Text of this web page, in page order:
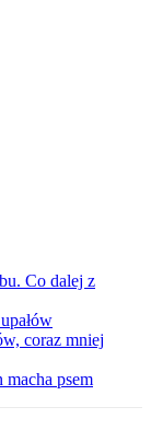
Co dalej z
coraz mniej
psem